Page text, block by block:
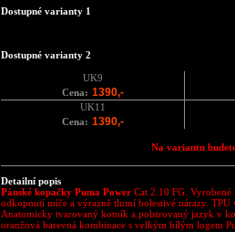
Dostupné varianty 1
Dostupné varianty 2
UK9
Cena: 1390,-
UK11
Cena: 1390,-
Na variantu
Detailní popis
Pánské kopačky Puma Power Cat 2.10 FG.
odkopnutí míče a výrazně tlumí bolestivé nárazy.
Anatomicky tvarovaný kotník a polstrovaný jazyk v
oranžová barevná kombinace s velkým bílým logem